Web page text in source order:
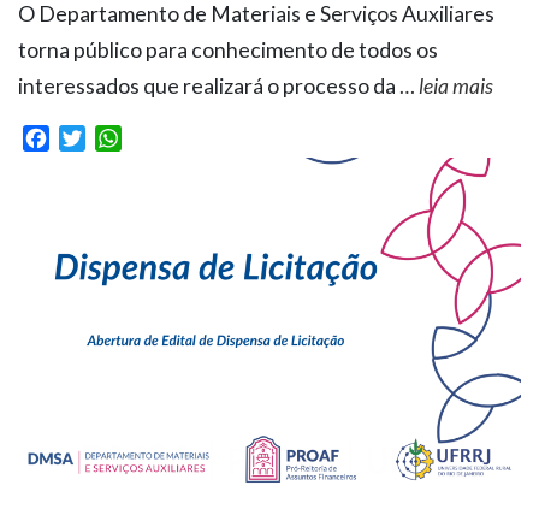
O Departamento de Materiais e Serviços Auxiliares
torna público para conhecimento de todos os
interessados que realizará o processo da … leia mais
Facebook
Twitter